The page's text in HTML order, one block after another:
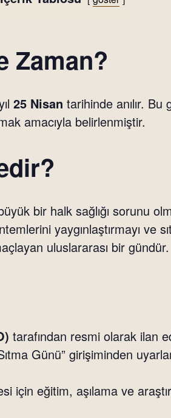
Zaman?
25 Nisan tarihinde anılır. Bu
amacıyla belirlenmiştir.
bir halk sağlığı sorunu
yaygınlaştırmayı ve
uluslararası bir gündür.
tarafından resmi olarak ilan
Günü” girişiminden
için eğitim, aşılama ve